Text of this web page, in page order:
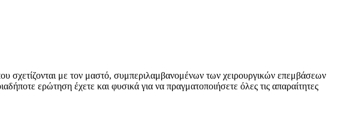
σχετίζονται με τον μαστό, συμπεριλαμβανομένων των χειρουργικών επεμβάσεων
ερώτηση έχετε και φυσικά για να πραγματοποιήσετε όλες τις απαραίτητες